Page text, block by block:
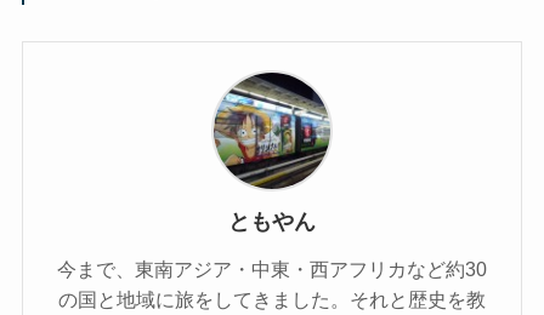
ともやん
今まで、東南アジア・中東・西アフリカなど約30
の国と地域に旅をしてきました。それと歴史を教